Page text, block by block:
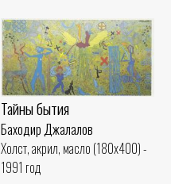
Тайны бытия
Баходир Джалалов
Холст, акрил, масло (180x400) -
1991 год